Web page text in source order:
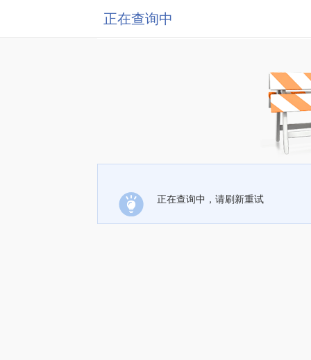
正在查询中
正在查询中，请刷新重试